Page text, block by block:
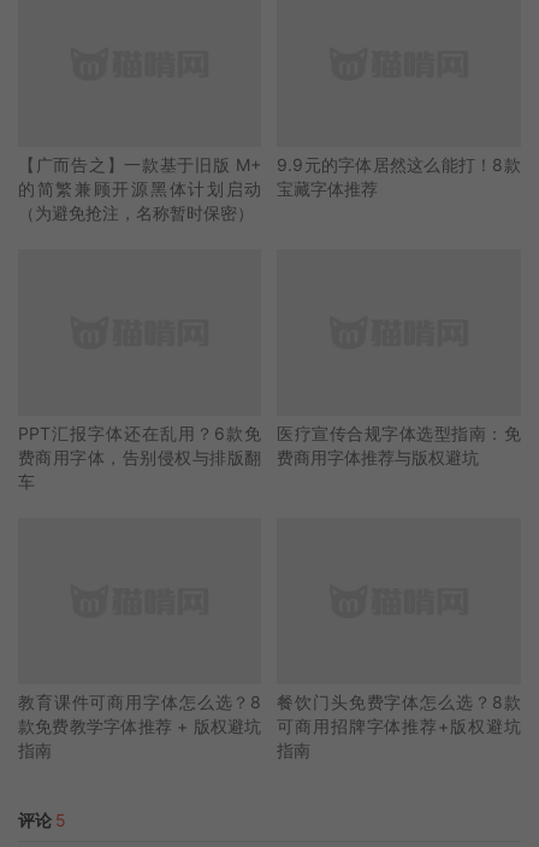
【广而告之】一款基于旧版 M+
的简繁兼顾开源黑体计划启动
（为避免抢注，名称暂时保密）
9.9元的字体居然这么能打！8款
宝藏字体推荐
PPT汇报字体还在乱用？6款免
费商用字体，告别侵权与排版翻
车
医疗宣传合规字体选型指南：免
费商用字体推荐与版权避坑
教育课件可商用字体怎么选？8
款免费教学字体推荐 + 版权避坑
指南
餐饮门头免费字体怎么选？8款
可商用招牌字体推荐+版权避坑
指南
评论 5